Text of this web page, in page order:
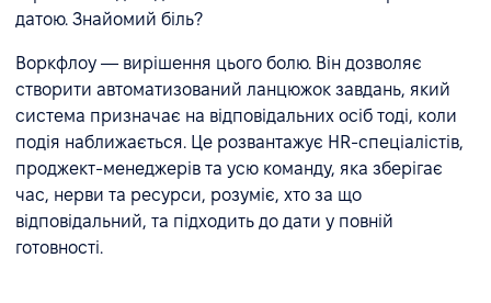
датою. Знайомий біль?
Воркфлоу — вирішення цього болю. Він дозволяє
створити автоматизований ланцюжок завдань, який
система призначає на відповідальних осіб тоді, коли
подія наближається. Це розвантажує HR-спеціалістів,
проджект-менеджерів та усю команду, яка зберігає
час, нерви та ресурси, розуміє, хто за що
відповідальний, та підходить до дати у повній
готовності.